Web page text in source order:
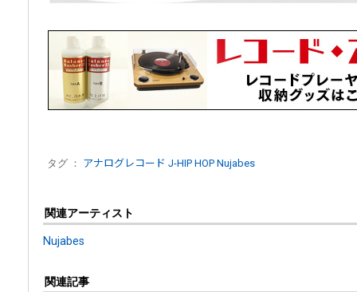
タグ ： アナログレコード J-HIP HOP Nujabes
関連アーティスト
Nujabes
関連記事